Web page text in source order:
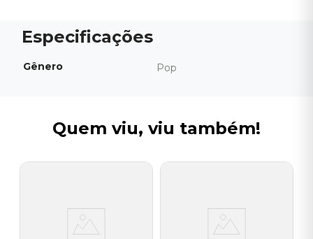
Gênero Pop
Quem viu, viu também!